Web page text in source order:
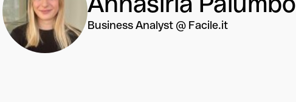
Business Analyst @ Facile.it